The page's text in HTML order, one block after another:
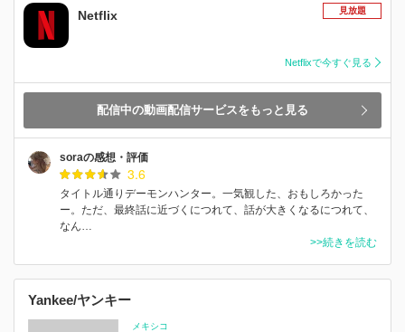
Netflix 見放題
Netflixで今すぐ見る
配信中の動画配信サービスをもっと見る
soraの感想・評価
3.6
タイトル通りデーモンハンター。一気観した、おもしろかった
ー。ただ、最終話に近づくにつれて、話が大きくなるにつれて、
なん…
>>続きを読む
Yankee/ヤンキー
メキシコ